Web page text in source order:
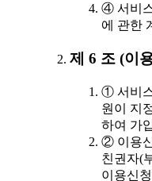
④ 서비
에 관한
제 6 조 (이
① 서비
원이 지
하여 가
② 이용
친권자(
이용신